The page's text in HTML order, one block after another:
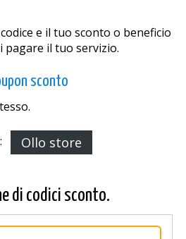
e il tuo sconto o beneficio
pagare il tuo servizio.
sconto
Ollo store
di codici sconto.